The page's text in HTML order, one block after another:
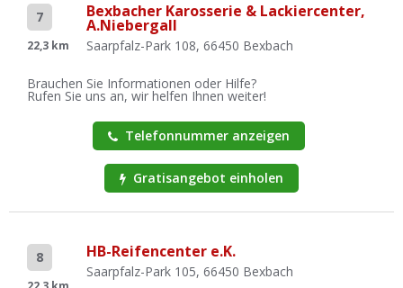
7
22,3 km
Bexbacher Karosserie & Lackiercenter,
A.Niebergall
Saarpfalz-Park 108, 66450 Bexbach
Brauchen Sie Informationen oder Hilfe?
Rufen Sie uns an, wir helfen Ihnen weiter!
Telefonnummer anzeigen
Gratisangebot einholen
8 HB-Reifencenter e.K.
Saarpfalz-Park 105, 66450 Bexbach